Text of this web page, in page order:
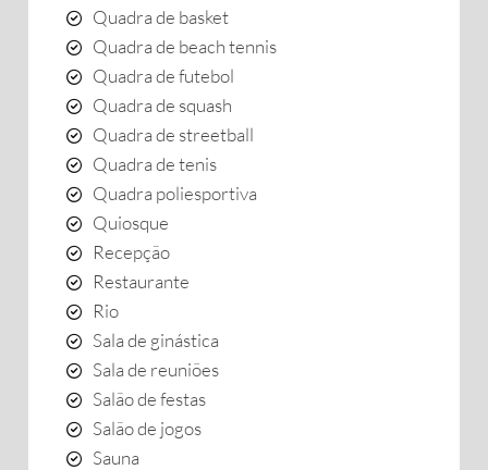
Quadra de basket
Quadra de beach tennis
Quadra de futebol
Quadra de squash
Quadra de streetball
Quadra de tenis
Quadra poliesportiva
Quiosque
Recepção
Restaurante
Rio
Sala de ginástica
Sala de reuniões
Salão de festas
Salão de jogos
Sauna